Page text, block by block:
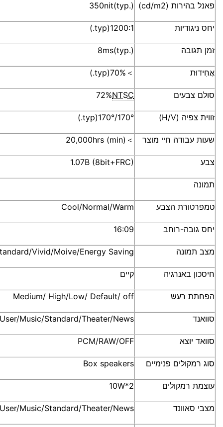
פאנל בהירות (cd/m2) 350nit(typ.)
יחס ניגודיות 1200:1(typ.)
זמן תגובה 8ms(typ.)
אֲחִידוּת ＞70%(typ.)
סולם צבעים 72%NTSC
זווית צפיה (H/V) 170°/170°(typ.)
שעות עבודה חיי מוצר ＞20,000hrs (min)
צבע 1.07B (8bit+FRC)
תמונה
טמפרטורת הצבע Cool/Normal/Warm
יחס גובה-רוחב 16:09
מצב תמונה Vivid/Moive/Energy Saving
חיסכון באנרגיה קיים
הפחתת רעש Medium/ High/Low/ Default/ off
סוואנד User/Music/Standard/Theater/News
סוואד יוצא PCM/RAW/OFF
סוג רמקולים פנימיים Box speakers
עוצמת רמקולים 2*10W
מצבי סאוונד User/Music/Standard/Theater/News